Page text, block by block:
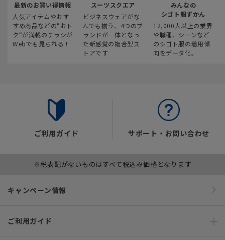
最新のお買い得情報
人気アイテムやおす
すめ商品などの“おト
ク“が満載のチラシが
Webでも見られる！
スーツスクエア
ビジネスウェアがな
んでも揃う、4つのブ
ランドが一体となっ
た新感覚の複合型ス
トアです
みんなの
シゴト服ずかん
12,000人以上の業界
や職種、シーンなど
のシゴト服の着用傾
向をデータ化。
ご利用ガイド サポート・お問い合わせ
※税表記がないものはすべて税込み価格となります
キャンペーン情報
ご利用ガイド